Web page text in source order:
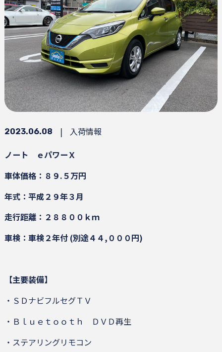
2023.06.08 |
入荷情報
ノート ｅパワーＸ
車体価格：８９.５万円
年式：平成２９年３月
走行距離：２８８００ｋｍ
車検：車検２年付 (別途４４,０００円)
【主要装備】
・ＳＤナビフルセグＴＶ
・Ｂｌｕｅｔｏｏｔｈ ＤＶＤ再生
・ステアリングリモコン